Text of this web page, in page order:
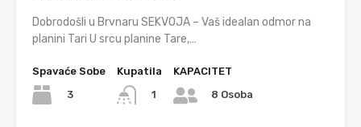
Dobrodošli u Brvnaru SEKVOJA – Vaš idealan odmor na
planini Tari U srcu planine Tare,…
Spavaće Sobe
3
Kupatila
1
KAPACITET
8 Osoba